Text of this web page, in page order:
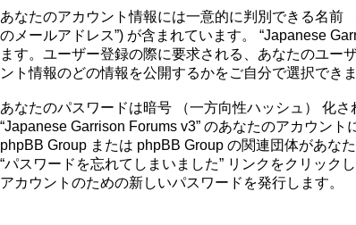
あなたのアカウント情報には一意的に判別できる名前
のメールアドレス”) が含まれています。 “Japanese
ます。ユーザー登録の際に要求される、あなたのユー
ント情報のどの情報を公開するかをご自分で選択でき
あなたのパスワードは暗号 （一方向性ハッシュ） 化
“Japanese Garrison Forums v3” のあなたのアカウン
phpBB Group または phpBB Group の関連団体があな
“パスワードを忘れてしまいました” リンクをクリッ
アカウントのための新しいパスワードを発行します。